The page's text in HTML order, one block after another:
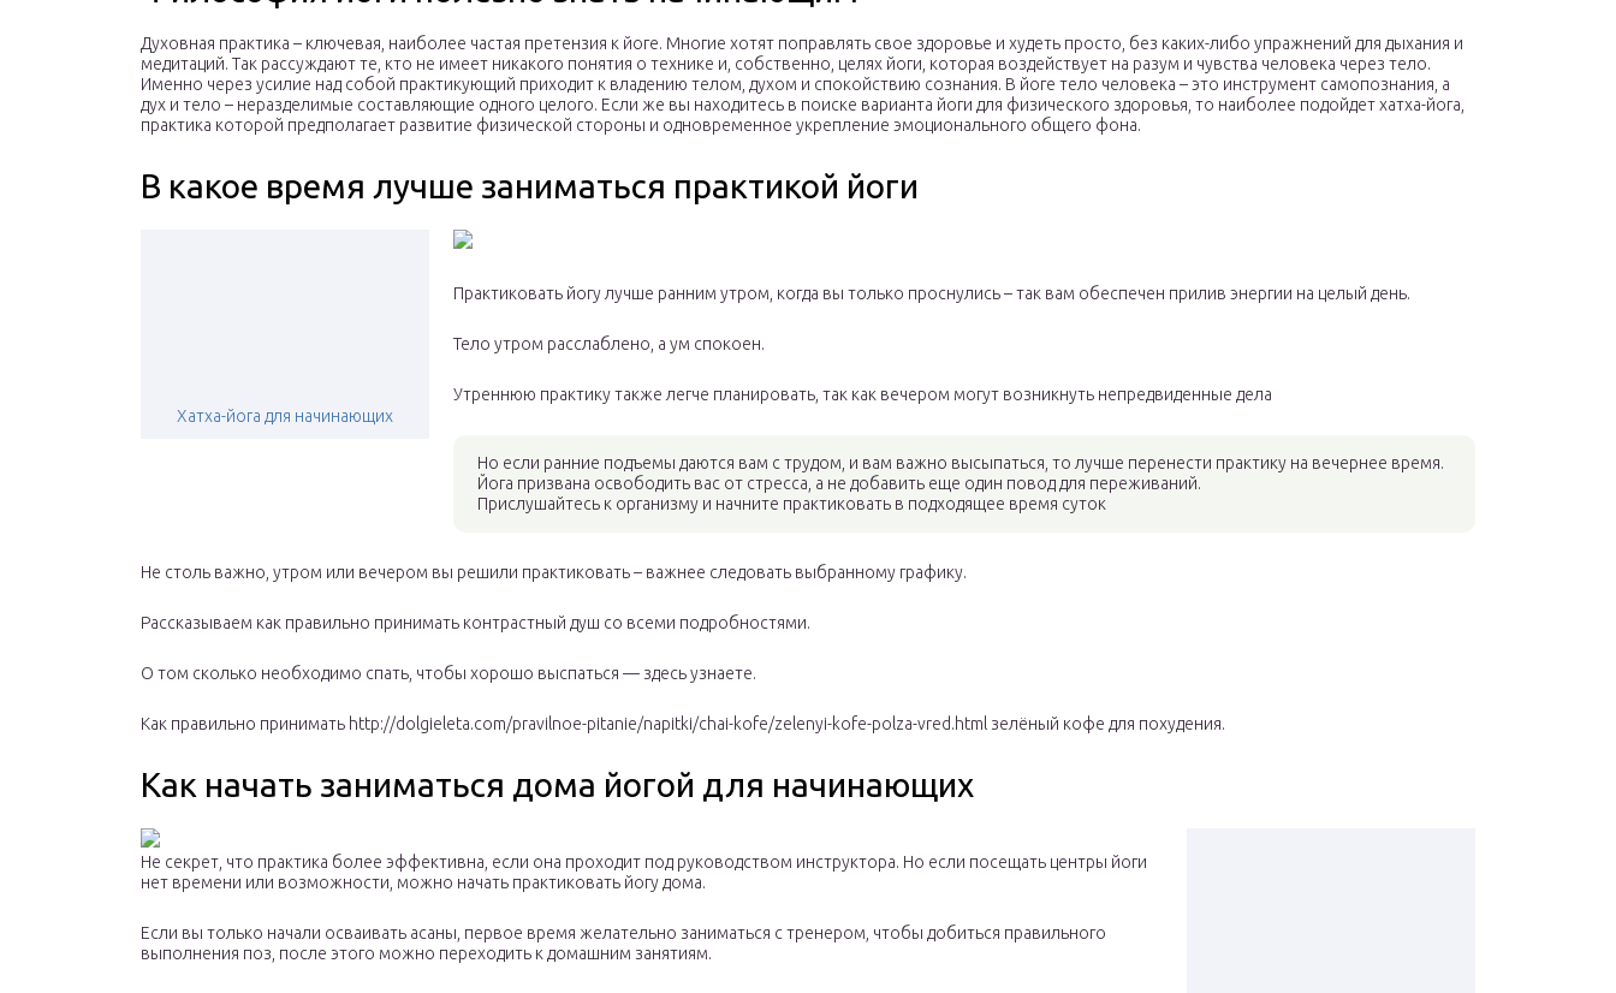
Духовная практика – ключевая, наиболее частая претензия к йоге. Многие хотят поправлять свое здоровье и худеть просто, без каких-либо упражнений для дыхания и
медитаций. Так рассуждают те, кто не имеет никакого понятия о технике и, собственно, целях йоги, которая воздействует на разум и чувства человека через тело.
Именно через усилие над собой практикующий приходит к владению телом, духом и спокойствию сознания. В йоге тело человека – это инструмент самопознания, а
дух и тело – неразделимые составляющие одного целого. Если же вы находитесь в поиске варианта йоги для физического здоровья, то наиболее подойдет хатха-йога,
практика которой предполагает развитие физической стороны и одновременное укрепление эмоционального общего фона.
В какое время лучше заниматься практикой йоги
Хатха-йога для начинающих
Практиковать йогу лучше ранним утром, когда вы только проснулись – так вам обеспечен прилив энергии на целый день.
Тело утром расслаблено, а ум спокоен.
Утреннюю практику также легче планировать, так как вечером могут возникнуть непредвиденные дела
Но если ранние подъемы даются вам с трудом, и вам важно высыпаться, то лучше перенести практику на вечернее время.
Йога призвана освободить вас от стресса, а не добавить еще один повод для переживаний.
Прислушайтесь к организму и начните практиковать в подходящее время суток
Не столь важно, утром или вечером вы решили практиковать – важнее следовать выбранному графику.
Рассказываем как правильно принимать контрастный душ со всеми подробностями.
О том сколько необходимо спать, чтобы хорошо выспаться — здесьузнаете.
Как правильно принимать http://dolgieleta.com/pravilnoe-pitanie/napitki/chai-kofe/zelenyi-kofe-polza-vred.html зелёный кофе для похудения.
Как начать заниматься дома йогой для начинающих
Не секрет, что практика более эффективна, если она проходит под руководством инструктора. Но если посещать центры йоги
нет времени или возможности, можно начать практиковать йогу дома.
Если вы только начали осваивать асаны, первое время желательно заниматься с тренером, чтобы добиться правильного
выполнения поз, после этого можно переходить к домашним занятиям.